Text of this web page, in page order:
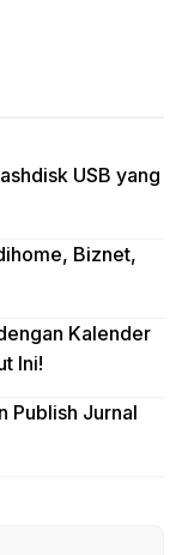
USB yang
Biznet,
Kalender
Ini!
Publish Jurnal